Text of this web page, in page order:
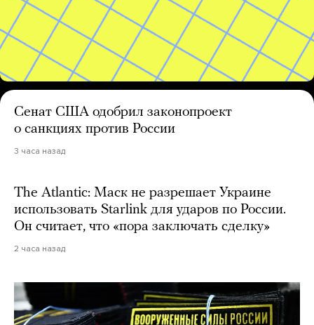
Сенат США одобрил законопроект
о санкциях против России
3 часа назад
The Atlantic: Маск не разрешает Украине
использовать Starlink для ударов по России.
Он считает, что «пора заключать сделку»
2 часа назад